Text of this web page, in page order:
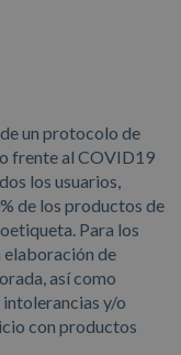
un protocolo de
frente al COVID19
los usuarios,
de los productos de
Para los
elaboración de
así como
y/o
con productos